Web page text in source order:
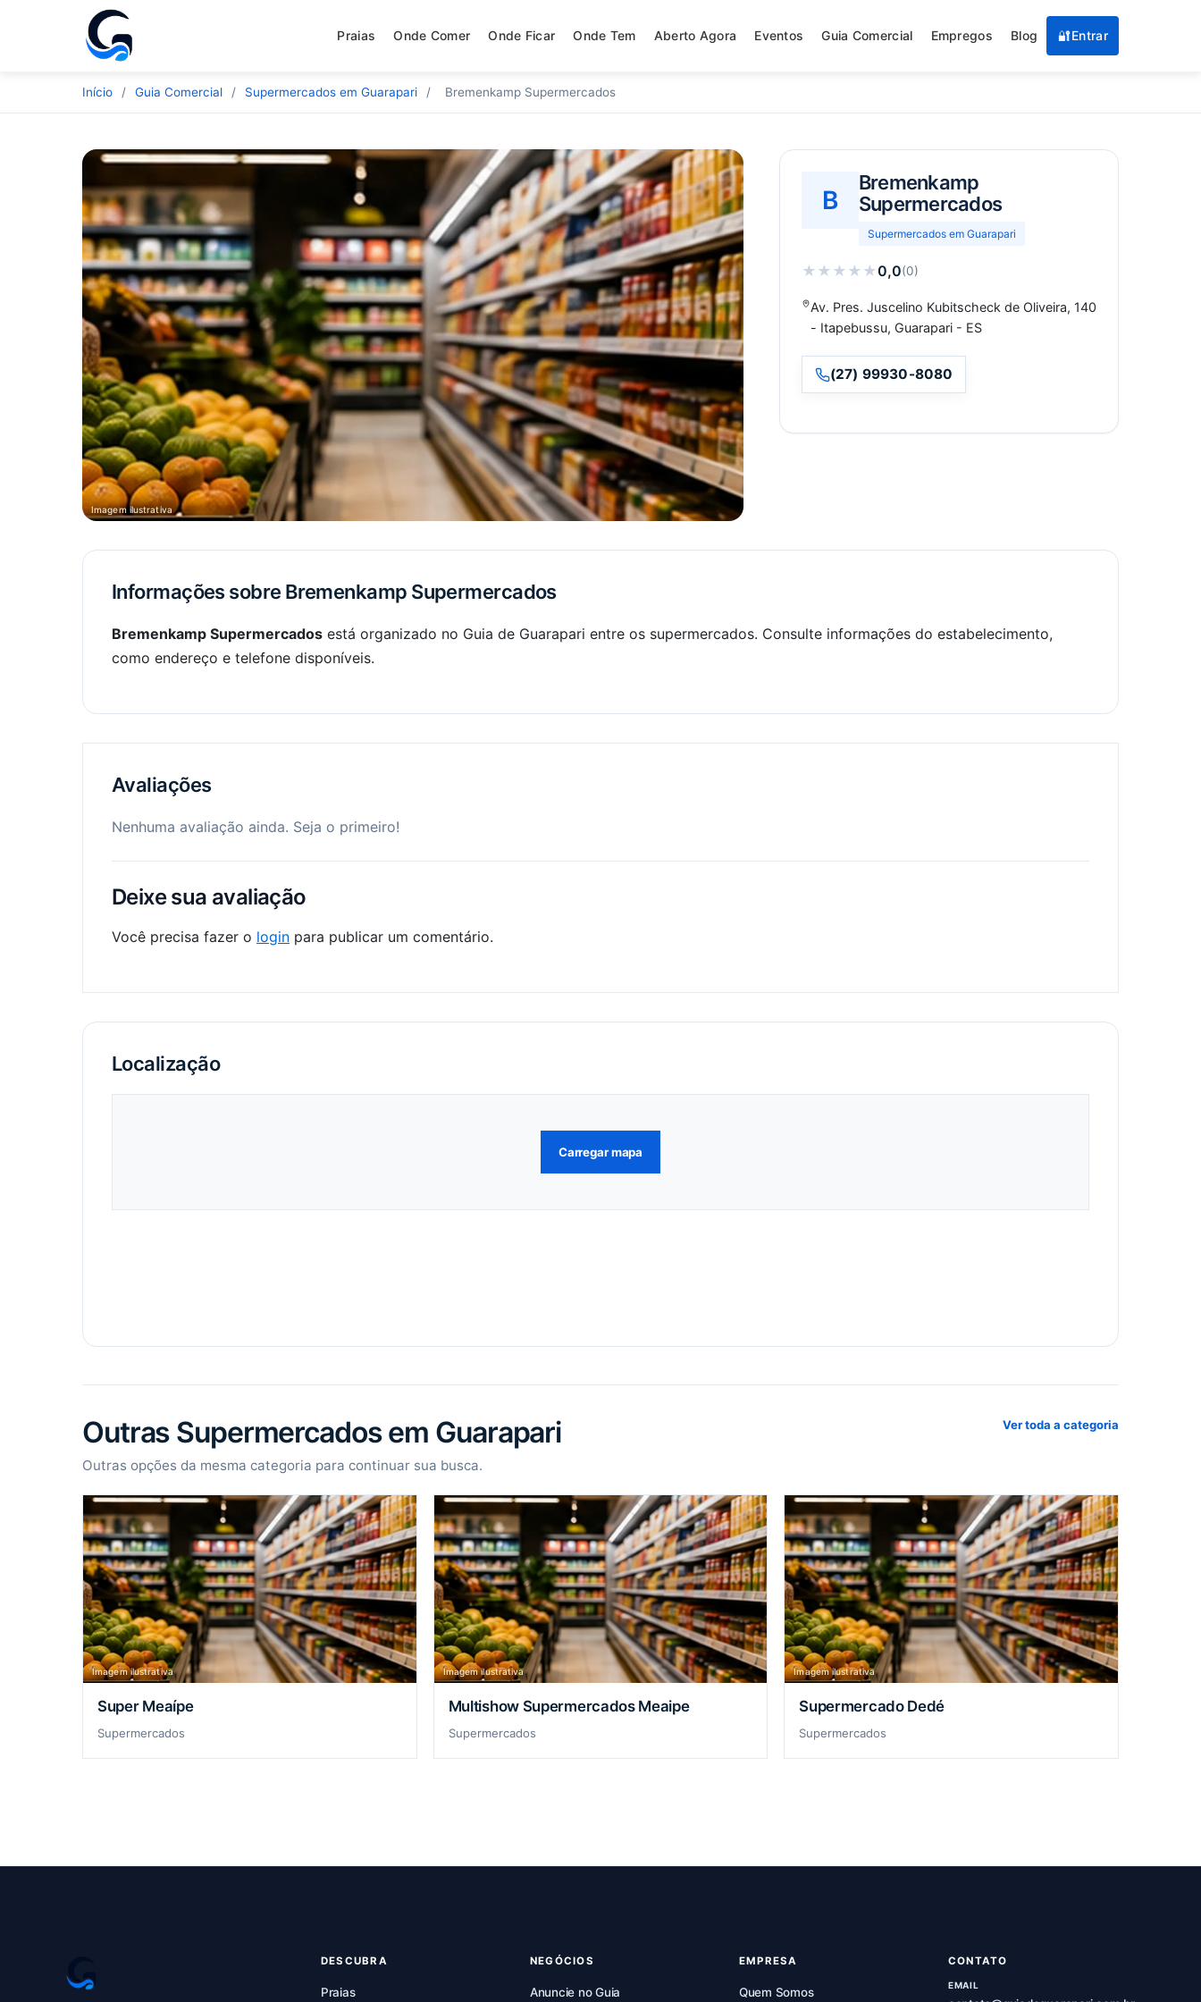
Praias Onde Comer Onde Ficar Onde Tem Aberto Agora Eventos Guia Comercial Empregos Blog 🔐Entrar
Início / Guia Comercial / Supermercados em Guarapari / Bremenkamp Supermercados
Imagem ilustrativa
B
Bremenkamp
Supermercados
Supermercados em Guarapari
★ ★ ★ ★ ★0,0(0)
Av. Pres. Juscelino Kubitscheck de Oliveira, 140
- Itapebussu, Guarapari - ES
(27) 99930-8080
Informações sobre Bremenkamp Supermercados
Bremenkamp Supermercados está organizado no Guia de Guarapari entre os supermercados. Consulte informações do estabelecimento,
como endereço e telefone disponíveis.
Avaliações
Nenhuma avaliação ainda. Seja o primeiro!
Deixe sua avaliação
Você precisa fazer o login para publicar um comentário.
Localização
Carregar mapa
Outras Supermercados em Guarapari
Outras opções da mesma categoria para continuar sua busca.
Ver toda a categoria
Imagem ilustrativa
Super Meaípe
Supermercados
Imagem ilustrativa
Multishow Supermercados Meaipe
Supermercados
Imagem ilustrativa
Supermercado Dedé
Supermercados
DESCUBRA
Praias
NEGÓCIOS
Anuncie no Guia
EMPRESA
Quem Somos
CONTATO
EMAIL